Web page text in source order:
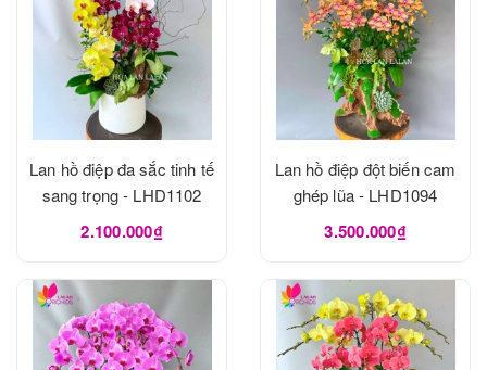
Lan hồ điệp đa sắc tinh tế
sang trọng - LHD1102
2.100.000₫
Lan hồ điệp đột biến cam
ghép lũa - LHD1094
3.500.000₫